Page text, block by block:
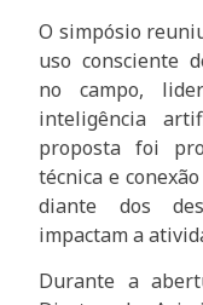
O simpósio
uso consciente
no campo,
inteligência
proposta foi
técnica e
diante dos
impactam a
Durante a